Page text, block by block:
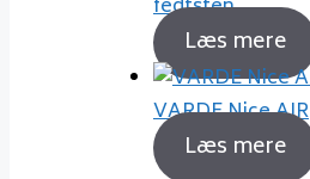
fedtsten
Læs mere
VARDE Nice AIR
Læs mere